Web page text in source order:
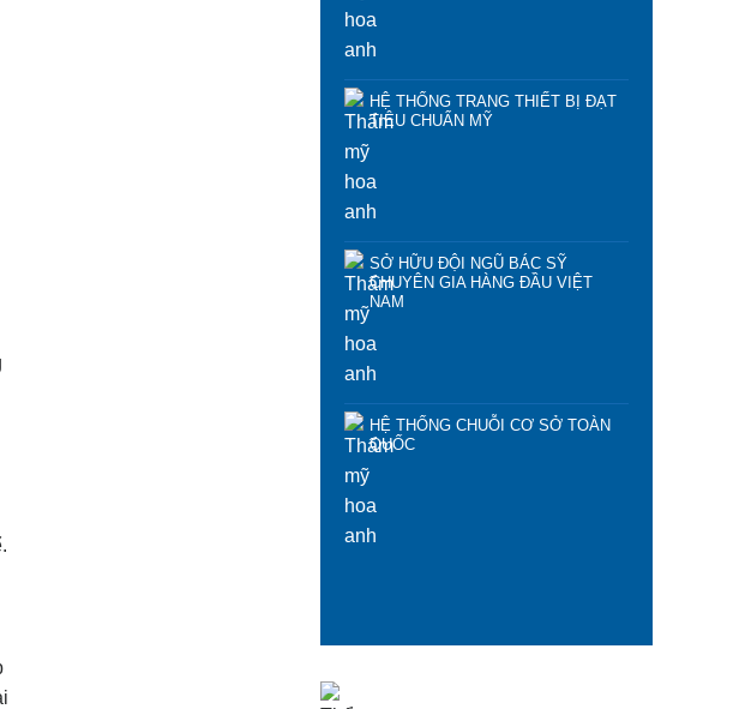
HỆ THỐNG TRANG THIẾT BỊ ĐẠT
TIÊU CHUẨN MỸ
SỞ HỮU ĐỘI NGŨ BÁC SỸ
CHUYÊN GIA HÀNG ĐẦU VIỆT
NAM
HỆ THỐNG CHUỖI CƠ SỞ TOÀN
QUỐC